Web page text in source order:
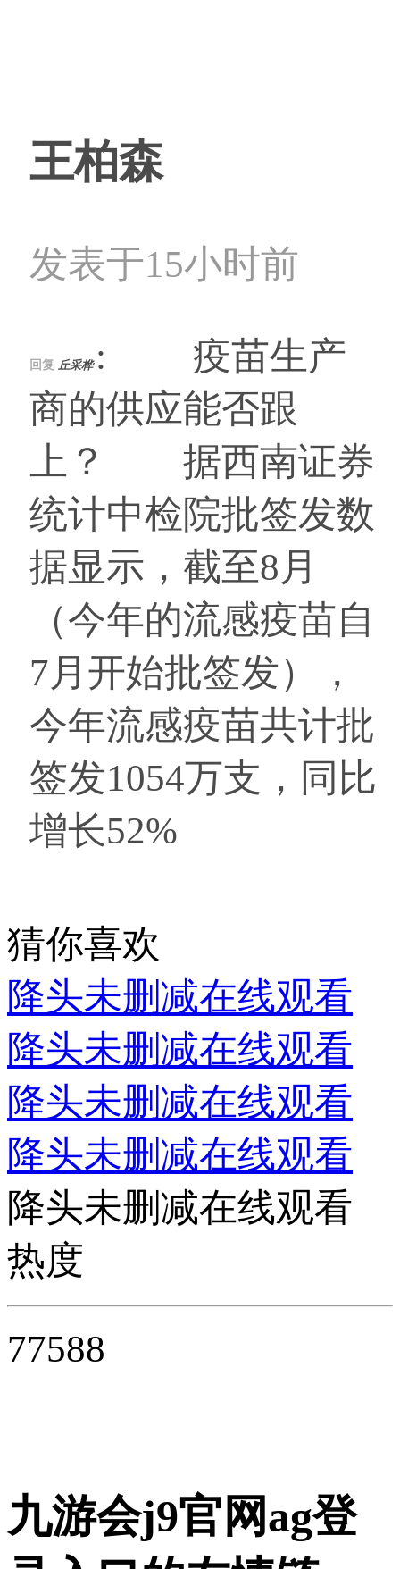
王柏森
发表于15小时前
回复 丘采桦 : 疫苗生产
商的供应能否跟
上？ 据西南证券
统计中检院批签发数
据显示，截至8月
（今年的流感疫苗自
7月开始批签发），
今年流感疫苗共计批
签发1054万支，同比
增长52%
猜你喜欢
降头未删减在线观看
降头未删减在线观看
降头未删减在线观看
降头未删减在线观看
降头未删减在线观看
热度
77588
九游会j9官网ag登